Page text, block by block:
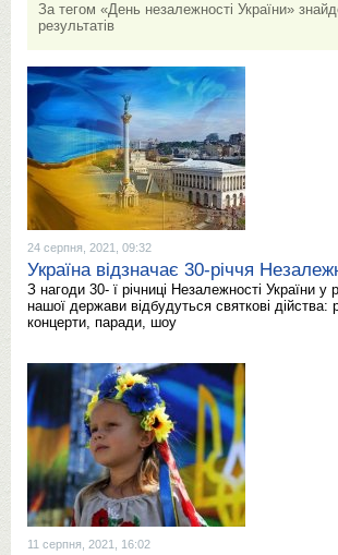
За тегом «День незалежності України»
результатів
24 серпня, 2021, 09:32
Україна відзначає 30-річчя
З нагоди 30- ї річниці Незалежності України у
нашої держави відбудуться святкові дійства:
концерти, паради, шоу
11 серпня, 2021, 16:02